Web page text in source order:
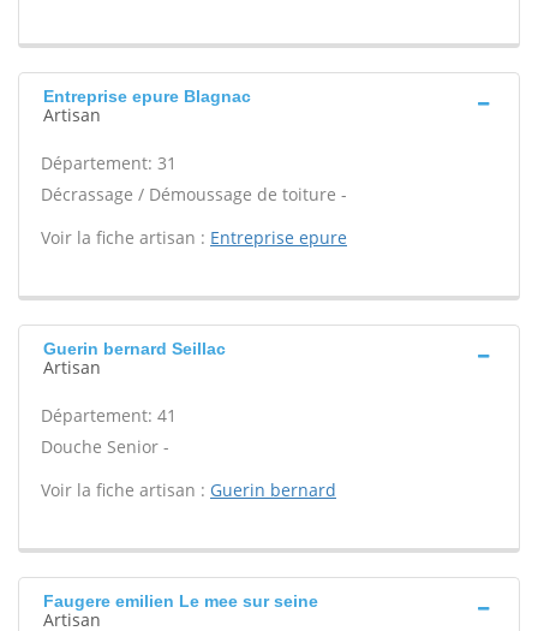
Entreprise epure Blagnac
Artisan
Département: 31
Décrassage / Démoussage de toiture -
Voir la fiche artisan : Entreprise epure
Guerin bernard Seillac
Artisan
Département: 41
Douche Senior -
Voir la fiche artisan : Guerin bernard
Faugere emilien Le mee sur seine
Artisan